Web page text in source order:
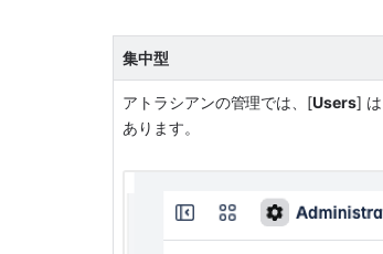
集中型
アトラシアンの管理では、[Users]
あります。